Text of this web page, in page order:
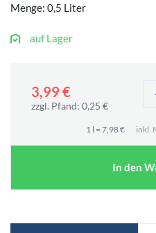
Menge: 0,5 Liter
auf Lager
3,99 €
zzgl. Pfand: 0,25 €
1 l = 7,98 € inkl.
In den